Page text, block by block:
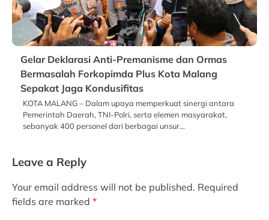
Gelar Deklarasi Anti-Premanisme dan Ormas
Bermasalah Forkopimda Plus Kota Malang
Sepakat Jaga Kondusifitas
KOTA MALANG – Dalam upaya memperkuat sinergi antara
Pemerintah Daerah, TNI-Polri, serta elemen masyarakat,
sebanyak 400 personel dari berbagai unsur…
Leave a Reply
Your email address will not be published. Required
fields are marked *